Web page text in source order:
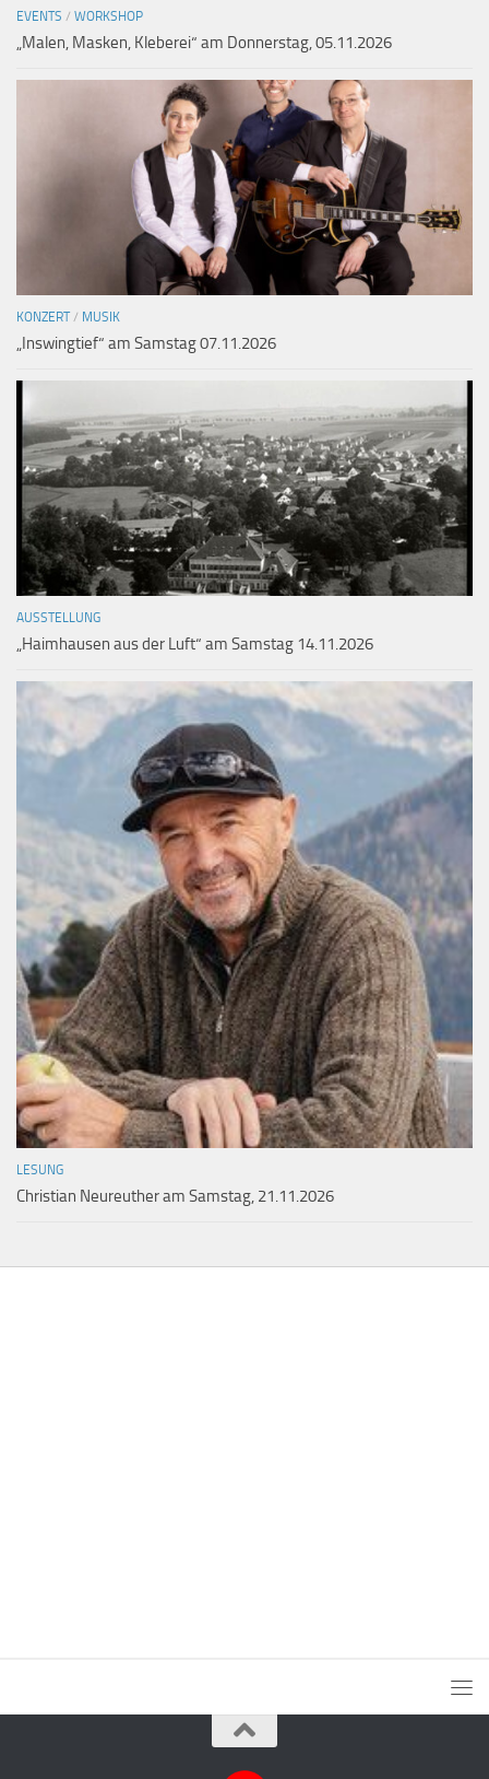
EVENTS / WORKSHOP
„Malen, Masken, Kleberei“ am Donnerstag, 05.11.2026
KONZERT/ MUSIK
„Inswingtief“ am Samstag 07.11.2026
AUSSTELLUNG
„Haimhausen aus der Luft“ am Samstag 14.11.2026
LESUNG
Christian Neureuther am Samstag, 21.11.2026